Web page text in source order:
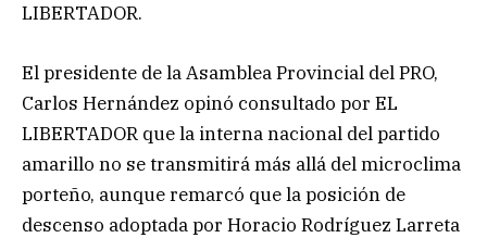
LIBERTADOR.
El presidente de la Asamblea Provincial del PRO,
Carlos Hernández opinó consultado por EL
LIBERTADOR que la interna nacional del partido
amarillo no se transmitirá más allá del microclima
porteño, aunque remarcó que la posición de
descenso adoptada por Horacio Rodríguez Larreta